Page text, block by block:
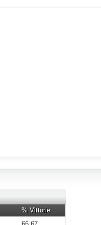
% Vittorie